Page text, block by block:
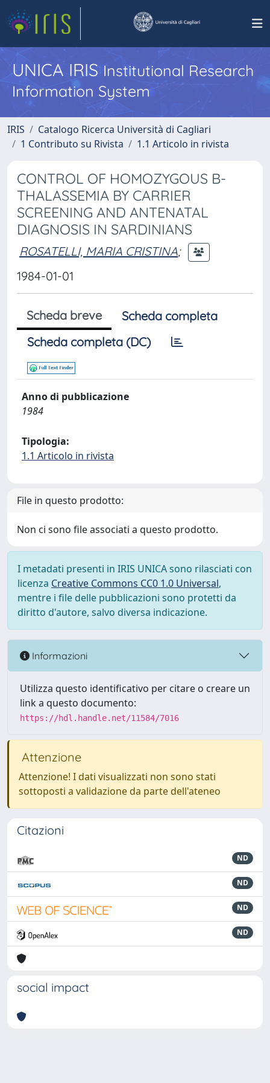
UNICA IRISInstitutional Research
Information System
IRIS
Catalogo Ricerca Università di Cagliari
1 Contributo su Rivista
1.1 Articolo in rivista
CONTROL OF HOMOZYGOUS B-
THALASSEMIA BY CARRIER
SCREENING AND ANTENATAL
DIAGNOSIS IN SARDINIANS
ROSATELLI, MARIA CRISTINA;
1984-01-01
Scheda breve
Scheda completa
Scheda completa (DC)
Anno di pubblicazione
1984
Tipologia:
1.1 Articolo in rivista
File in questo prodotto:
Non ci sono file associati a questo prodotto.
I metadati presenti in IRIS UNICA sono rilasciati con
licenza Creative Commons CC0 1.0 Universal,
mentre i file delle pubblicazioni sono protetti da
diritto d'autore, salvo diversa indicazione.
Informazioni
Utilizza questo identificativo per citare o creare un
link a questo documento:
https://hdl.handle.net/11584/7016
Attenzione
Attenzione! I dati visualizzati non sono stati
sottoposti a validazione da parte dell'ateneo
Citazioni
ND
ND
ND
ND
social impact